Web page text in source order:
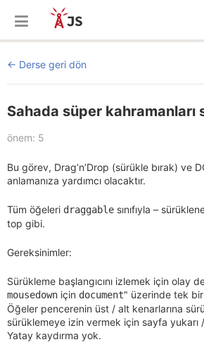
Derse geri dön
Sahada süper kahramanları
önem: 5
Bu görev, Drag’n’Drop (sürükle bırak) ve
anlamanıza yardımcı olacaktır.
Tüm öğeleri draggable sınıfıyla –
top gibi.
Gereksinimler:
Sürükleme başlangıcını izlemek için olay
mousedown için document" üzerinde tek
Öğeler pencerenin üst / alt kenarlarına
sürüklemeye izin vermek için sayfa yukarı
Yatay kaydırma yok.